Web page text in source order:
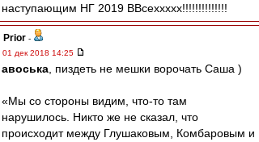
наступающим НГ 2019 ВВсеххххх!!!!!!!!!!!!!!
Prior -
01 дек 2018 14:25
авоська , пиздеть не мешки ворочать Саша )
«Мы со стороны видим, что-то там
нарушилось. Никто же не сказал, что
происходит между Глушаковым, Комбаровым и